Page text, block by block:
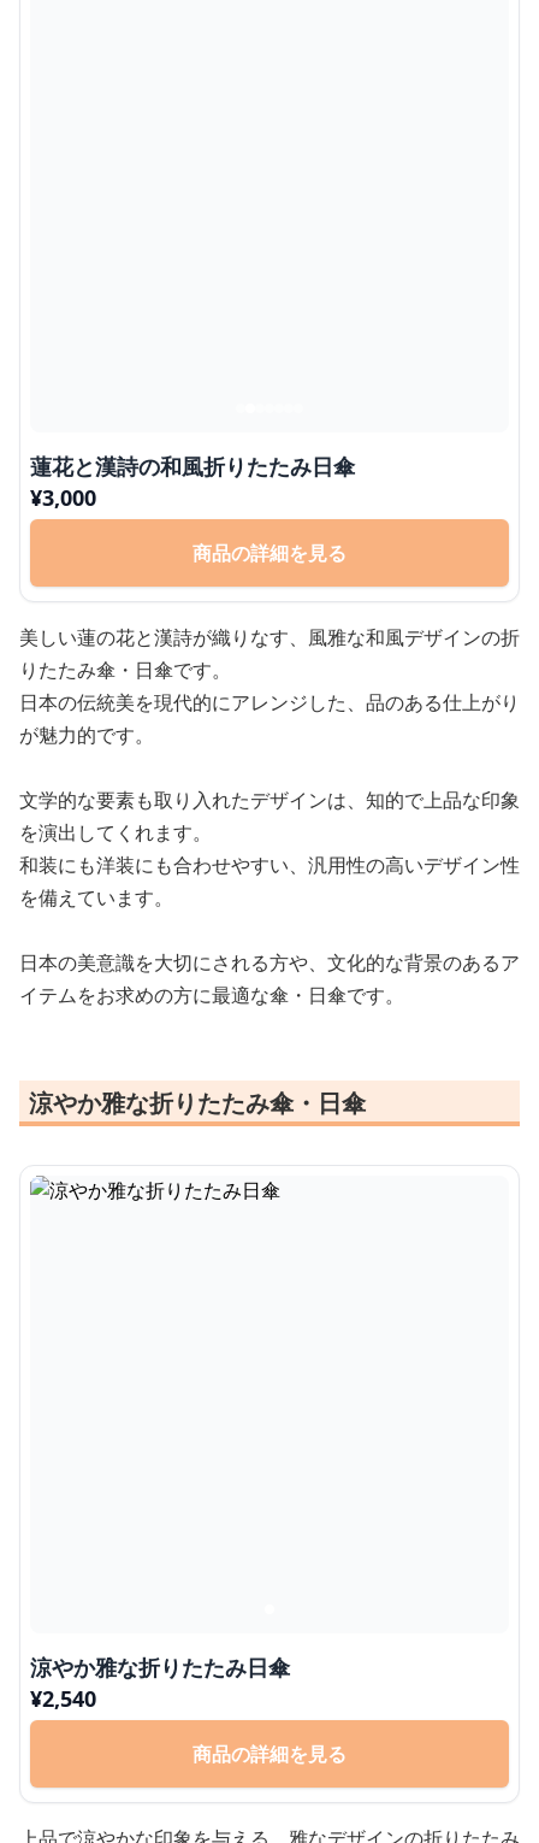
蓮花と漢詩の和風折りたたみ日傘
¥3,000
商品の詳細を見る
美しい蓮の花と漢詩が織りなす、風雅な和風デザインの折
りたたみ傘・日傘です。
日本の伝統美を現代的にアレンジした、品のある仕上がり
が魅力的です。
文学的な要素も取り入れたデザインは、知的で上品な印象
を演出してくれます。
和装にも洋装にも合わせやすい、汎用性の高いデザイン性
を備えています。
日本の美意識を大切にされる方や、文化的な背景のあるア
イテムをお求めの方に最適な傘・日傘です。
涼やか雅な折りたたみ傘・日傘
涼やか雅な折りたたみ日傘
¥2,540
商品の詳細を見る